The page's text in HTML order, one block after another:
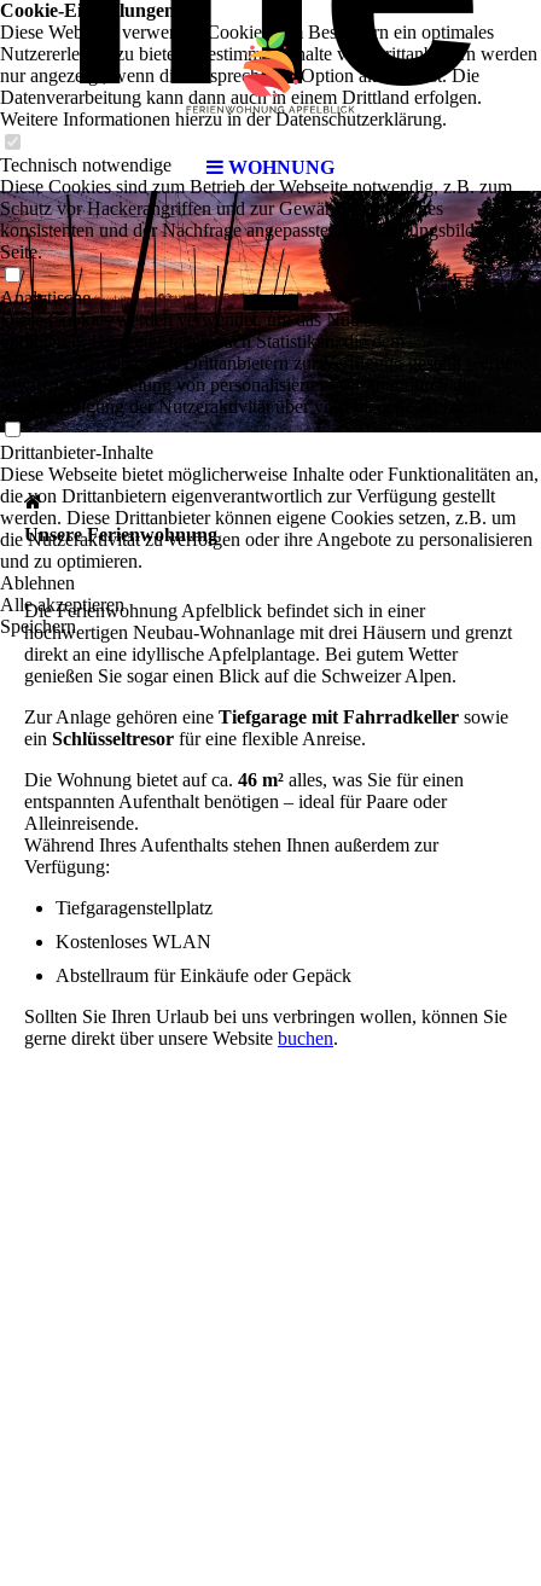
WOHNUNG
-
Unsere Ferienwohnung
Die Ferienwohnung Apfelblick befindet sich in einer
hochwertigen Neubau‑Wohnanlage mit drei Häusern und grenzt
direkt an eine idyllische Apfelplantage. Bei gutem Wetter
genießen Sie sogar einen Blick auf die Schweizer Alpen.
Zur Anlage gehören eine Tiefgarage mit Fahrradkeller sowie
ein Schlüsseltresor für eine flexible Anreise.
Die Wohnung bietet auf ca. 46 m² alles, was Sie für einen
entspannten Aufenthalt benötigen – ideal für Paare oder
Alleinreisende.
Während Ihres Aufenthalts stehen Ihnen außerdem zur
Verfügung:
Tiefgaragenstellplatz
Kostenloses WLAN
Abstellraum für Einkäufe oder Gepäck
Sollten Sie Ihren Urlaub bei uns verbringen wollen, können Sie
gerne direkt über unsere Website buchen.
Cookie-Einstellungen
Diese Webseite verwendet Cookies, um Besuchern ein optimales
Nutzererlebnis zu bieten. Bestimmte Inhalte von Drittanbietern werden
nur angezeigt, wenn die entsprechende Option aktiviert ist. Die
Datenverarbeitung kann dann auch in einem Drittland erfolgen.
Weitere Informationen hierzu in der Datenschutzerklärung.
Technisch notwendige
Diese Cookies sind zum Betrieb der Webseite notwendig, z.B. zum
Schutz vor Hackerangriffen und zur Gewährleistung eines
konsistenten und der Nachfrage angepassten Erscheinungsbilds der
Seite.
Analytische
Diese Cookies werden verwendet, um das Nutzererlebnis weiter zu
optimieren. Hierunter fallen auch Statistiken, die dem
Webseitenbetreiber von Drittanbietern zur Verfügung gestellt werden,
sowie die Ausspielung von personalisierter Werbung durch die
Nachverfolgung der Nutzeraktivität über verschiedene Webseiten.
Drittanbieter-Inhalte
Diese Webseite bietet möglicherweise Inhalte oder Funktionalitäten an,
die von Drittanbietern eigenverantwortlich zur Verfügung gestellt
werden. Diese Drittanbieter können eigene Cookies setzen, z.B. um
die Nutzeraktivität zu verfolgen oder ihre Angebote zu personalisieren
und zu optimieren.
Ablehnen
Alle akzeptieren
Speichern